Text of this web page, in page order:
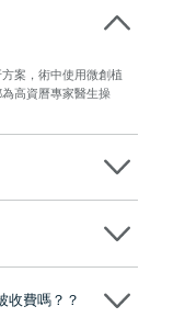
案，術中使用微創植
高資曆專家醫生操
性高，愈合得快又穩
系統全球放心植牙中
收費嗎？？